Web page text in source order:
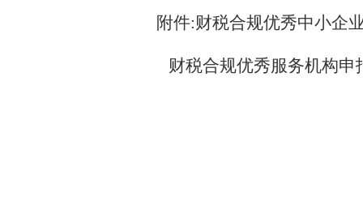
附件:财税合规优秀中小企
财税合规优秀服务机构申